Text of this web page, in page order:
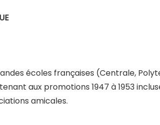
écoles françaises (Centrale,
aux promotions 1947 à 1953
amicales.